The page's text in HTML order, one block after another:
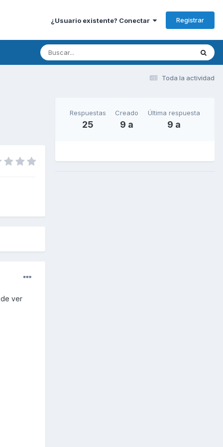
¿Usuario existente? Conectar Registrar
Toda la actividad
de ver
Respuestas
25
Creado
9 a
Última respuesta
9 a